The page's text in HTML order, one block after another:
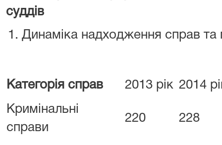
суддів
Динаміка надходження справ та
Категорія справ 2013 рік 2014
Кримінальні
справи
220 228